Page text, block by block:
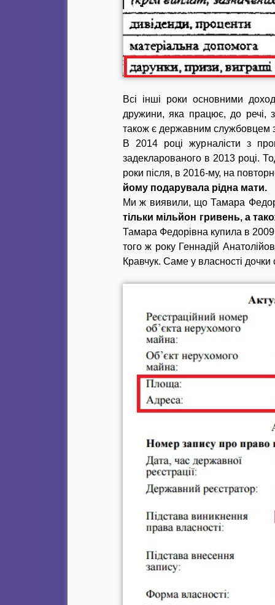
Всі інші роки основними
дружини, яка працює, до речі,
також є державним службовцем
В 2014 році журналісти з
задекларованого в 2013 році.
роки після, в 2016-му, на
йому подарувала рідна мати.
Ми ж виявили, що Тамара
тільки мільйон гривень, а
Тамара Федорівна купила в 2009
того ж року Геннадій
Кравчук. Саме у власності дочки